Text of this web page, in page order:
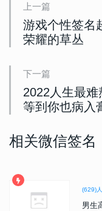
上一篇
游戏个性签名
荣耀的草丛
下一篇
2022人生最
等到你也病入
相关微信签名
(629)
男生